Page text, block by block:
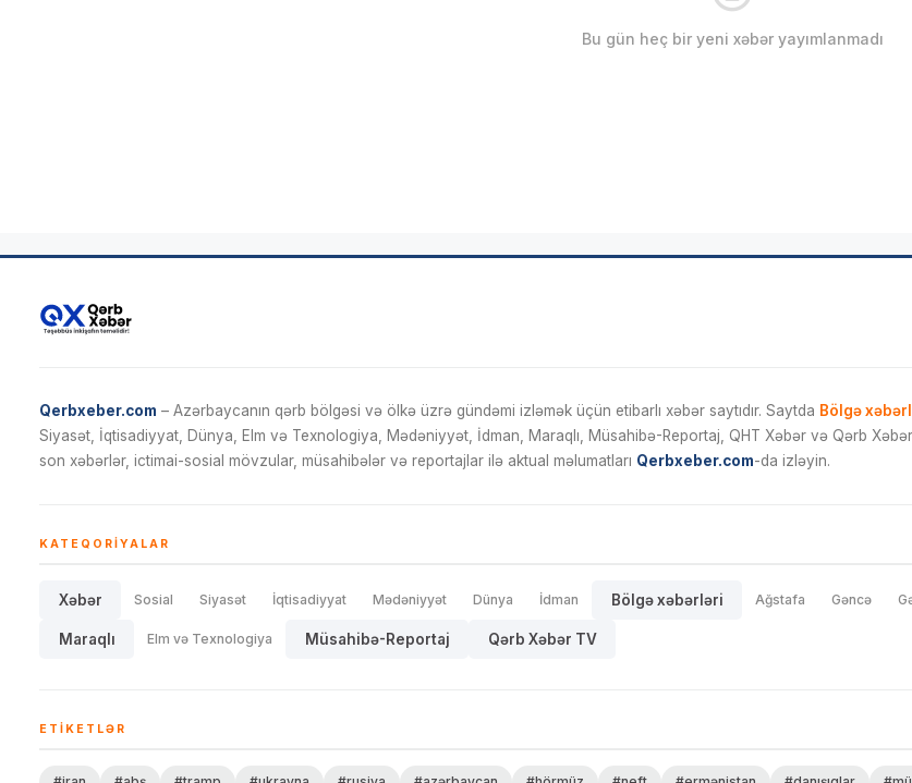
Bu gün heç bir yeni xəbər yayımlanmadı
Qerbxeber.com – Azərbaycanın qərb bölgəsi və ölkə üzrə gündəmi izləmək üçün etibarlı xəbər saytıdır. Saytda Bölgə
Siyasət, İqtisadiyyat, Dünya, Elm və Texnologiya, Mədəniyyət, İdman, Maraqlı, Müsahibə-Reportaj, QHT Xəbər və Qərb
son xəbərlər, ictimai-sosial mövzular, müsahibələr və reportajlar ilə aktual məlumatları Qerbxeber.com-da izləyin.
KATEQORIYALAR
Xəbər Sosial Siyasət İqtisadiyyat Mədəniyyət Dünya İdman Bölgə xəbərləri Ağstafa Gəncə
Maraqlı Elm və Texnologiya Müsahibə-Reportaj Qərb Xəbər TV
ETIKETLƏR